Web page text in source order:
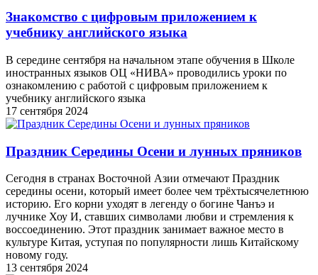
Знакомство с цифровым приложением к
учебнику английского языка
В середине сентября на начальном этапе обучения в Школе
иностранных языков ОЦ «НИВА» проводились уроки по
ознакомлению с работой с цифровым приложением к
учебнику английского языка
17 сентября 2024
Праздник Середины Осени и лунных пряников
Сегодня в странах Восточной Азии отмечают Праздник
середины осени, который имеет более чем трёхтысячелетнюю
историю. Его корни уходят в легенду о богине Чанъэ и
лучнике Хоу И, ставших символами любви и стремления к
воссоединению. Этот праздник занимает важное место в
культуре Китая, уступая по популярности лишь Китайскому
новому году.
13 сентября 2024